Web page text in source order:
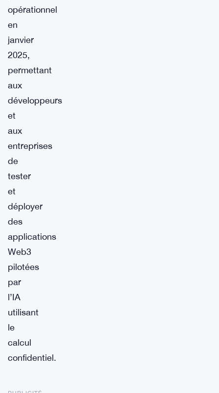
opérationnel
en
janvier
2025,
permettant
aux
développeurs
et
aux
entreprises
de
tester
et
déployer
des
applications
Web3
pilotées
par
l’IA
utilisant
le
calcul
confidentiel.